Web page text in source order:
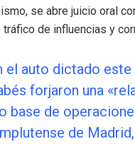
se abre juicio oral
de influencias y
el auto dictado este
forjaron una
base de
de